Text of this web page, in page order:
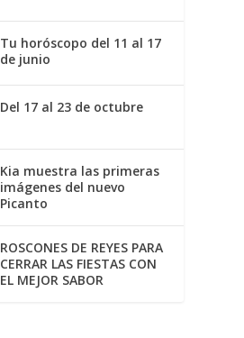
Tu horóscopo del 11 al 17
de junio
Del 17 al 23 de octubre
Kia muestra las primeras
imágenes del nuevo
Picanto
ROSCONES DE REYES PARA
CERRAR LAS FIESTAS CON
EL MEJOR SABOR